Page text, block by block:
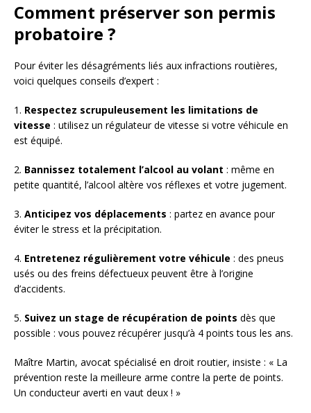
Comment préserver son permis
probatoire ?
Pour éviter les désagréments liés aux infractions routières,
voici quelques conseils d’expert :
1. Respectez scrupuleusement les limitations de
vitesse : utilisez un régulateur de vitesse si votre véhicule en
est équipé.
2. Bannissez totalement l’alcool au volant : même en
petite quantité, l’alcool altère vos réflexes et votre jugement.
3. Anticipez vos déplacements : partez en avance pour
éviter le stress et la précipitation.
4. Entretenez régulièrement votre véhicule : des pneus
usés ou des freins défectueux peuvent être à l’origine
d’accidents.
5. Suivez un stage de récupération de points dès que
possible : vous pouvez récupérer jusqu’à 4 points tous les ans.
Maître Martin, avocat spécialisé en droit routier, insiste : « La
prévention reste la meilleure arme contre la perte de points.
Un conducteur averti en vaut deux ! »